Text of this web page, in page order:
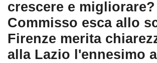
crescere e migliorare?
Commisso esca allo
Firenze merita
alla Lazio l'ennesimo